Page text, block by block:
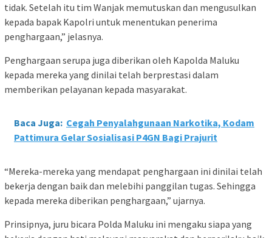
tidak. Setelah itu tim Wanjak memutuskan dan mengusulkan
kepada bapak Kapolri untuk menentukan penerima
penghargaan,” jelasnya.
Penghargaan serupa juga diberikan oleh Kapolda Maluku
kepada mereka yang dinilai telah berprestasi dalam
memberikan pelayanan kepada masyarakat.
Baca Juga: Cegah Penyalahgunaan Narkotika, Kodam
Pattimura Gelar Sosialisasi P4GN Bagi Prajurit
“Mereka-mereka yang mendapat penghargaan ini dinilai telah
bekerja dengan baik dan melebihi panggilan tugas. Sehingga
kepada mereka diberikan penghargaan,” ujarnya.
Prinsipnya, juru bicara Polda Maluku ini mengaku siapa yang